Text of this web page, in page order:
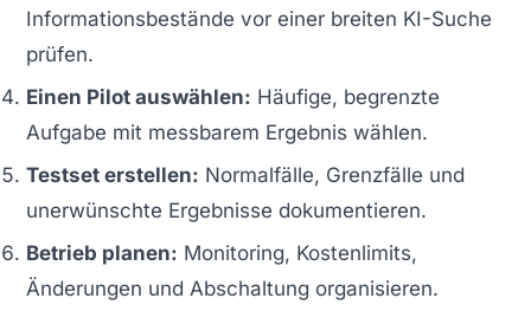
Informationsbestände vor einer breiten KI-Suche
prüfen.
Einen Pilot auswählen: Häufige, begrenzte
Aufgabe mit messbarem Ergebnis wählen.
Testset erstellen: Normalfälle, Grenzfälle und
unerwünschte Ergebnisse dokumentieren.
Betrieb planen: Monitoring, Kostenlimits,
Änderungen und Abschaltung organisieren.